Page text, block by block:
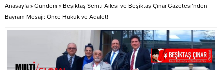
Anasayfa » Gündem » Beşiktaş Semti Ailesi ve Beşiktaş Çınar Gazetesi’nden
Bayram Mesajı: Önce Hukuk ve Adalet!